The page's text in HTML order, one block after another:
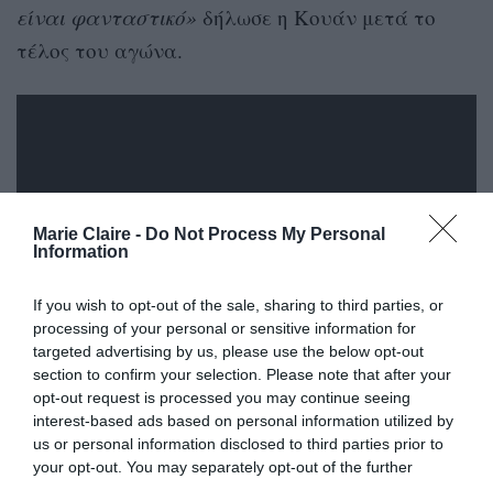
Marie Claire - Do Not Process My Personal
Information
If you wish to opt-out of the sale, sharing to third parties, or
processing of your personal or sensitive information for
targeted advertising by us, please use the below opt-out
section to confirm your selection. Please note that after your
opt-out request is processed you may continue seeing
interest-based ads based on personal information utilized by
us or personal information disclosed to third parties prior to
your opt-out. You may separately opt-out of the further
είναι φανταστικό» δήλωσε η Κουάν μετά το
τέλος του αγώνα.
Η ίδια, πάντως, αν και μόλις 17 ετών έχει
πετύχει άλλες τρεις φορές την τέλεια βουτιά, οι